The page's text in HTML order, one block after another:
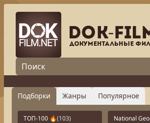
Подборки Жанры Популярное
ТОП-100 🔥(103) National